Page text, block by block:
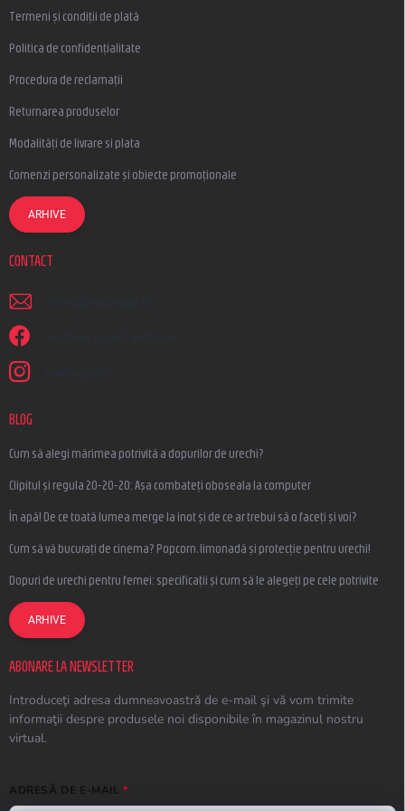
Termeni și condiții de plată
Politica de confidențialitate
Procedura de reclamații
Returnarea produselor
Modalități de livrare si plata
Comenzi personalizate și obiecte promoționale
ARHIVE
CONTACT
scrieti @ earplugs.ro
Suntem și pe Facebook!
earplugs.ro
BLOG
Cum să alegi mărimea potrivită a dopurilor de urechi?
Clipitul și regula 20-20-20: Așa combateți oboseala la computer
În apă! De ce toată lumea merge la înot și de ce ar trebui să o faceți și voi?
Cum să vă bucurați de cinema? Popcorn, limonadă și protecție pentru urechi!
Dopuri de urechi pentru femei: specificații și cum să le alegeți pe cele potrivite
ARHIVE
ABONARE LA NEWSLETTER
Introduceţi adresa dumneavoastră de e-mail şi vă vom trimite
informaţii despre produsele noi disponibile în magazinul nostru
virtual.
ADRESĂ DE E-MAIL